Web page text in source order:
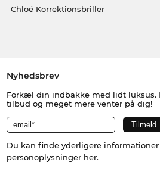
Chloé Korrektionsbriller
Nyhedsbrev
Forkæl din indbakke med lidt luksus.
tilbud og meget mere venter på dig!
Du kan finde yderligere
personoplysninger her.